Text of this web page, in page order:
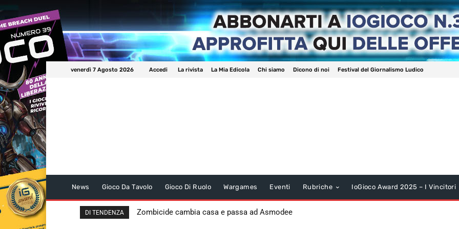
venerdì 7 Agosto 2026 Accedi La rivista La Mia Edicola Chi siamo Dicono di noi Festival del Giornalismo Ludico
News Gioco Da Tavolo Gioco Di Ruolo Wargames Eventi Rubriche IoGioco Award 2025 – I Vincitori
DI TENDENZA Zombicide cambia casa e passa ad Asmodee